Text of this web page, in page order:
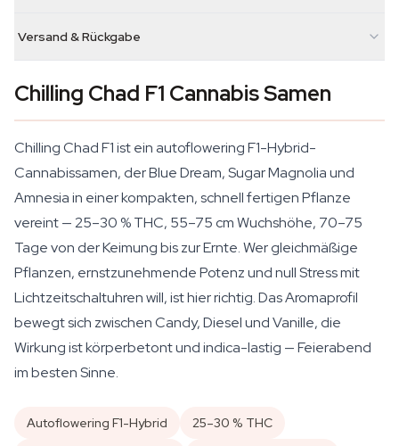
Versand & Rückgabe
Chilling Chad F1 Cannabis Samen
Chilling Chad F1 ist ein autoflowering F1-Hybrid-
Cannabissamen, der Blue Dream, Sugar Magnolia und
Amnesia in einer kompakten, schnell fertigen Pflanze
vereint — 25–30 % THC, 55–75 cm Wuchshöhe, 70–75
Tage von der Keimung bis zur Ernte. Wer gleichmäßige
Pflanzen, ernstzunehmende Potenz und null Stress mit
Lichtzeitschaltuhren will, ist hier richtig. Das Aromaprofil
bewegt sich zwischen Candy, Diesel und Vanille, die
Wirkung ist körperbetont und indica-lastig — Feierabend
im besten Sinne.
Autoflowering F1-Hybrid
25–30 % THC